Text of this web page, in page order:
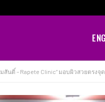
สันติ์ – Rapete Clinic” มอบผิวสวยตร